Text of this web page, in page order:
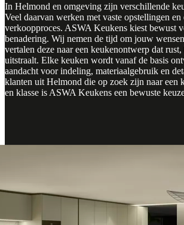
In Helmond en omgeving zijn verschillende
Veel daarvan werken met vaste opstellingen en
verkoopproces. ASWA Keukens kiest bewust
benadering. Wij nemen de tijd om jouw
vertalen deze naar een keukenontwerp dat
uitstraalt. Elke keuken wordt vanaf de basis
aandacht voor indeling, materiaalgebruik en
klanten uit Helmond die op zoek zijn naar een
en klasse is ASWA Keukens een bewuste
Luxe en design keukens
jouw woningLuxe en design
afgestemd op jouw woning